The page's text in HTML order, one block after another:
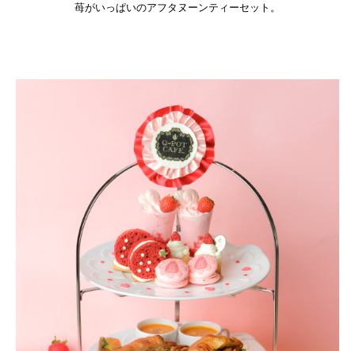
苺がいっぱいのアフタヌーンティーセット。